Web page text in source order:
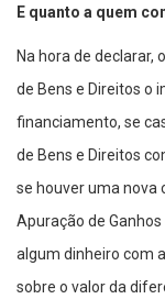
E quanto a quem
Na hora de declarar,
de Bens e Direitos o
financiamento, se
de Bens e Direitos
se houver uma nova
Apuração de
algum dinheiro com
sobre o valor da